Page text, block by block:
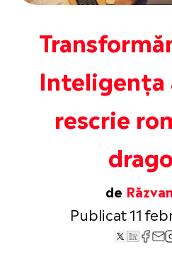
rescrie
de
Publicat 11